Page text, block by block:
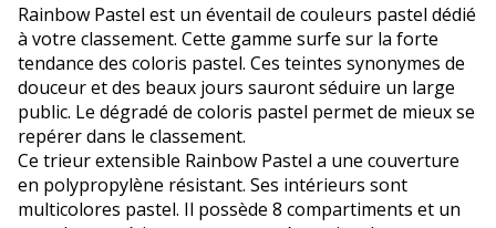
Rainbow Pastel est un éventail de couleurs pastel dédié
à votre classement. Cette gamme surfe sur la forte
tendance des coloris pastel. Ces teintes synonymes de
douceur et des beaux jours sauront séduire un large
public. Le dégradé de coloris pastel permet de mieux se
repérer dans le classement.
Ce trieur extensible Rainbow Pastel a une couverture
en polypropylène résistant. Ses intérieurs sont
multicolores pastel. Il possède 8 compartiments et un